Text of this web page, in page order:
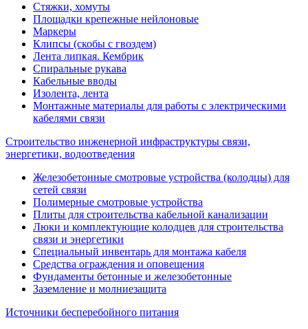
Стяжки, хомуты
Площадки крепежные нейлоновые
Маркеры
Клипсы (скобы с гвоздем)
Лента липкая. Кембрик
Спиральные рукава
Кабельные вводы
Изолента, лента
Монтажные материалы для работы с электрическими
кабелями связи
Строительство инженерной инфраструктуры связи,
энергетики, водоотведения
Железобетонные смотровые устройства (колодцы) для
сетей связи
Полимерные смотровые устройства
Плиты для строительства кабельной канализации
Люки и комплектующие колодцев для строительства
связи и энергетики
Специальный инвентарь для монтажа кабеля
Средства ограждения и оповещения
Фундаменты бетонные и железобетонные
Заземление и молниезащита
Источники бесперебойного питания